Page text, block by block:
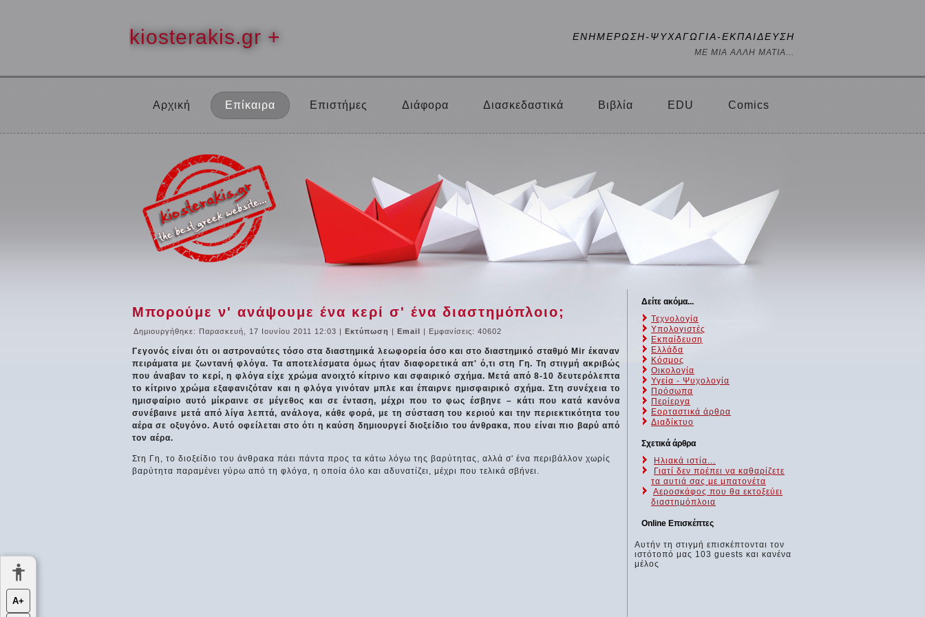
kiosterakis.gr + ΕΝΗΜΕΡΩΣΗ-ΨΥΧΑΓΩΓΙΑ-ΕΚΠΑΙΔΕΥΣΗ
ΜΕ ΜΙΑ ΑΛΛΗ ΜΑΤΙΑ...
Αρχική Επίκαιρα Επιστήμες Διάφορα Διασκεδαστικά Βιβλία EDU Comics
Μπορούμε ν' ανάψουμε ένα κερί σ' ένα διαστημόπλοιο;
Δημιουργήθηκε: Παρασκευή, 17 Ιουνίου 2011 12:03 | Εκτύπωση | Email | Εμφανίσεις: 40602
Γεγονός είναι ότι οι αστροναύτες τόσο στα διαστημικά λεωφορεία όσο και στο διαστημικό σταθμό Mir έκαναν
πειράματα με ζωντανή φλόγα. Τα αποτελέσματα όμως ήταν διαφορετικά απ' ό,τι στη Γη. Τη στιγμή ακριβώς
που άναβαν το κερί, η φλόγα είχε χρώμα ανοιχτό κίτρινο και σφαιρικό σχήμα. Μετά από 8-10 δευτερόλεπτα
το κίτρινο χρώμα εξαφανιζόταν και η φλόγα γινόταν μπλε και έπαιρνε ημισφαιρικό σχήμα. Στη συνέχεια το
ημισφαίριο αυτό μίκραινε σε μέγεθος και σε ένταση, μέχρι που το φως έσβηνε – κάτι που κατά κανόνα
συνέβαινε μετά από λίγα λεπτά, ανάλογα, κάθε φορά, με τη σύσταση του κεριού και την περιεκτικότητα του
αέρα σε οξυγόνο. Αυτό οφείλεται στο ότι η καύση δημιουργεί διοξείδιο του άνθρακα, που είναι πιο βαρύ από
τον αέρα.
Στη Γη, το διοξείδιο του άνθρακα πάει πάντα προς τα κάτω λόγω της βαρύτητας, αλλά σ' ένα περιβάλλον χωρίς
βαρύτητα παραμένει γύρω από τη φλόγα, η οποία όλο και αδυνατίζει, μέχρι που τελικά σβήνει.
Δείτε ακόμα...
Τεχνολογία
Υπολογιστές
Εκπαίδευση
Ελλάδα
Κόσμος
Οικολογία
Υγεία - Ψυχολογία
Πρόσωπα
Περίεργα
Εορταστικά άρθρα
Διαδίκτυο
Σχετικά άρθρα
Ηλιακά ιστία...
Γιατί δεν πρέπει να καθαρίζετε
τα αυτιά σας με μπατονέτα
Αεροσκάφος που θα εκτοξεύει
διαστημόπλοια
Online Επισκέπτες
Αυτήν τη στιγμή επισκέπτονται τον
ιστότοπό μας 103 guests και κανένα
μέλος
Α+